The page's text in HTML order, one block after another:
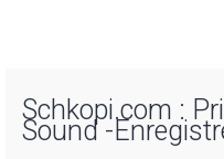
Schkopi.com :
Sound -